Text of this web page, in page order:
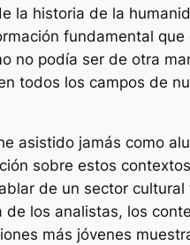
la historia de la
fundamental
no podía ser de otra
todos los campos de
asistido jamás como
sobre estos
de un sector
los analistas, los
más jóvenes